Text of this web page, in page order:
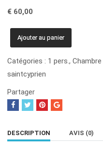
€ 60,00
quantité
de
Saint
Cyprien
Ajouter au panier
Catégories : 1 pers., Chambre
saintcyprien
Partager
DESCRIPTION AVIS (0)